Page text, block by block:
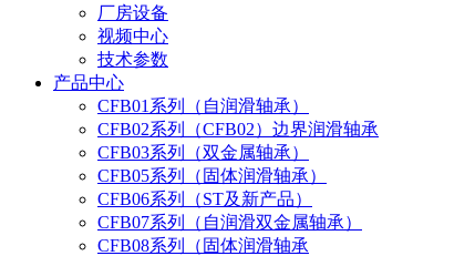
厂房设备
视频中心
技术参数
产品中心
CFB01系列（自润滑轴承）
CFB02系列（CFB02）边界润滑轴承
CFB03系列（双金属轴承）
CFB05系列（固体润滑轴承）
CFB06系列（ST及新产品）
CFB07系列（自润滑双金属轴承）
CFB08系列（固体润滑轴承